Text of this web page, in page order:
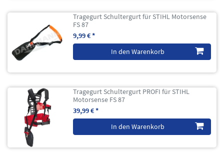
Tragegurt Schultergurt für STIHL Motorsense
FS 87
9,99 € *
In den Warenkorb
Tragegurt Schultergurt PROFI für STIHL
Motorsense FS 87
39,99 € *
In den Warenkorb